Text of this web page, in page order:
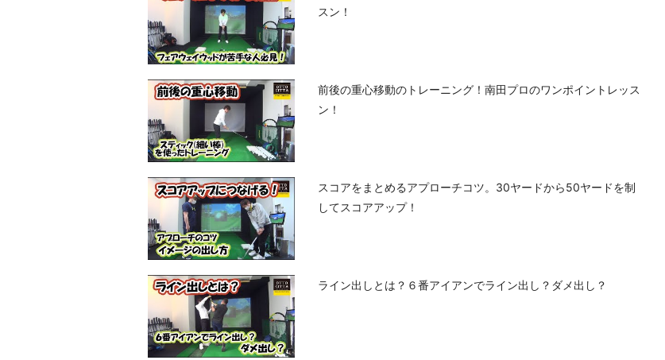
スン！
前後の重心移動のトレーニング！南田プロのワンポイントレッス
ン！
スコアをまとめるアプローチコツ。30ヤードから50ヤードを制
してスコアアップ！
ライン出しとは？６番アイアンでライン出し？ダメ出し？